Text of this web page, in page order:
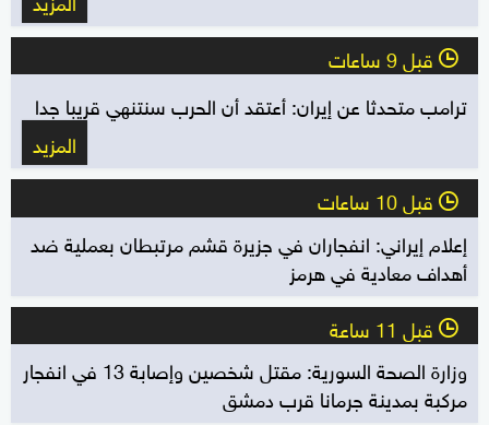
l قبل 9 ساعات
ترامب متحدثا عن إيران: أعتقد أن الحرب سنتنهي قريبا جدا
المزيد
l قبل 10 ساعات
إعلام إيراني: انفجاران في جزيرة قشم مرتبطان بعملية ضد
أهداف معادية في هرمز
l قبل 11 ساعة
وزارة الصحة السورية: مقتل شخصين وإصابة 13 في انفجار
مركبة بمدينة جرمانا قرب دمشق